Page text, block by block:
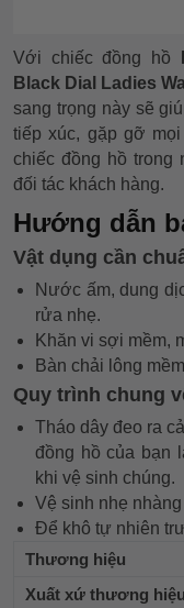
Với chiếc đồng hồ
Black Dial Ladies
sang trọng này sẽ
tiếp xúc, gặp gỡ
chiếc đồng hồ trong
đối tác khách hàng.
Hướng dẫn
Vật dụng cần
Nước ấm, dung
rửa nhẹ.
Khăn vi sợi mềm,
Bàn chải lông
Quy trình chung
Tháo dây đeo ra
đồng hồ của bạn
khi vệ sinh chúng.
Vệ sinh nhẹ
Để khô tự nhiên
Thương hiệu
Xuất xứ thương hiệu